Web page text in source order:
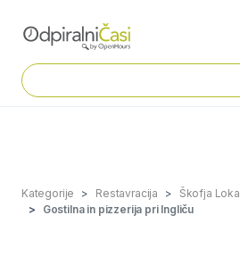
Kategorije Restavracija
Škofja Loka
Gostilna in pizzerija pri Ingliču